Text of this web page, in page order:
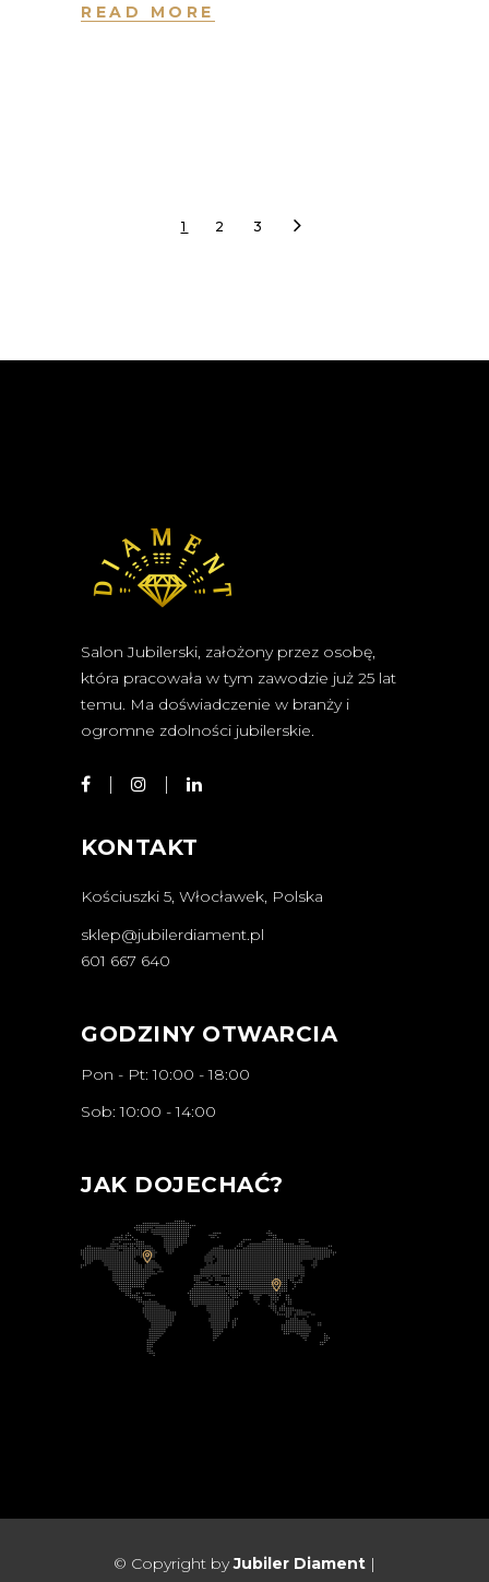
READ MORE
1 2 3
Salon Jubilerski, założony przez osobę,
która pracowała w tym zawodzie już 25 lat
temu. Ma doświadczenie w branży i
ogromne zdolności jubilerskie.
KONTAKT
Kościuszki 5, Włocławek, Polska
sklep@jubilerdiament.pl
601 667 640
GODZINY OTWARCIA
Pon - Pt: 10:00 - 18:00
Sob: 10:00 - 14:00
JAK DOJECHAĆ?
© Copyright byJubiler Diament |